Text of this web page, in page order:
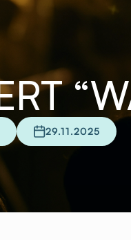
29.11.2025